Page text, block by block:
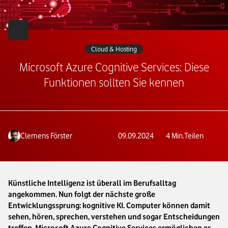
Cloud & Hosting
Microsoft Azure Cognitive Services: Diese
Funktionen sollten Sie kennen
Clemens Förster 09.09.2024 4 Min.Teilen
Künstliche Intelligenz ist überall im Berufsalltag
angekommen. Nun folgt der nächste große
Entwicklungssprung: kognitive KI. Computer können damit
sehen, hören, sprechen, verstehen und sogar Entscheidungen